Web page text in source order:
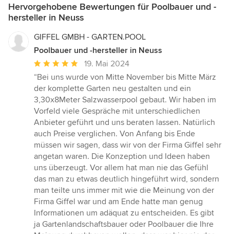
Hervorgehobene Bewertungen für Poolbauer und -
hersteller in Neuss
GIFFEL GMBH - GARTEN.POOL
Poolbauer und -hersteller in Neuss
Durchschnittliche
Bewertung:
5
von
5
Sternen
19. Mai 2024
“Bei uns wurde von Mitte November bis Mitte März
der komplette Garten neu gestalten und ein
3,30x8Meter Salzwasserpool gebaut. Wir haben im
Vorfeld viele Gespräche mit unterschiedlichen
Anbieter geführt und uns beraten lassen. Natürlich
auch Preise verglichen. Von Anfang bis Ende
müssen wir sagen, dass wir von der Firma Giffel sehr
angetan waren. Die Konzeption und Ideen haben
uns überzeugt. Vor allem hat man nie das Gefühl
das man zu etwas deutlich hingeführt wird, sondern
man teilte uns immer mit wie die Meinung von der
Firma Giffel war und am Ende hatte man genug
Informationen um adäquat zu entscheiden. Es gibt
ja Gartenlandschaftsbauer oder Poolbauer die Ihre